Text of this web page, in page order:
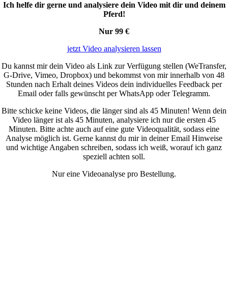
Ich helfe dir gerne und analysiere dein Video mit dir und deinem
Pferd!
Nur 99 €
jetzt Video analysieren lassen
Du kannst mir dein Video als Link zur Verfügung stellen (WeTransfer,
G-Drive, Vimeo, Dropbox) und bekommst von mir innerhalb von 48
Stunden nach Erhalt deines Videos dein individuelles Feedback per
Email oder falls gewünscht per WhatsApp oder Telegramm.
Bitte schicke keine Videos, die länger sind als 45 Minuten! Wenn dein
Video länger ist als 45 Minuten, analysiere ich nur die ersten 45
Minuten. Bitte achte auch auf eine gute Videoqualität, sodass eine
Analyse möglich ist. Gerne kannst du mir in deiner Email Hinweise
und wichtige Angaben schreiben, sodass ich weiß, worauf ich ganz
speziell achten soll.
Nur eine Videoanalyse pro Bestellung.